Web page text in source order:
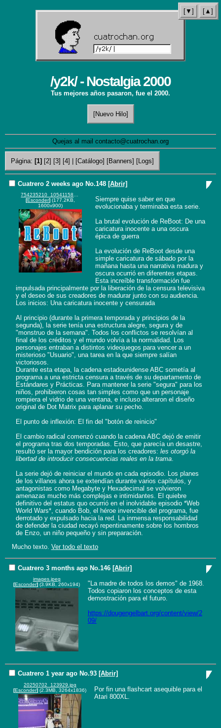
/y2k/ - Nostalgia 2000
Tus mejores años pasaron, fue el 2000.
[Nuevo Hilo]
Quejas al mail contacto@cuatrochan.org
[▼] [▲]
Página: [1] [2] [3] [4] [Catálogo] [Banners] [Logs]
Cuatrero 2 weeks ago No.148 [Abrir]
754235210_1054115876989609_2771273850155184574_n.jpg
[Esconder] (177.2KB,
1600x900)
Siempre quise saber en que
evolucionaba y terminaba esta serie.
La brutal evolución de ReBoot: De una
caricatura inocente a una oscura
épica de guerra
La evolución de ReBoot desde una
simple caricatura de sábado por la
mañana hasta una narrativa madura y
oscura ocurrió en diferentes etapas.
Esta increíble transformación fue
impulsada principalmente por la liberación de la censura televisiva
y el deseo de sus creadores de madurar junto con su audiencia.
Los inicios: Una caricatura inocente y censurada
Al principio (durante la primera temporada y principios de la
segunda), la serie tenía una estructura alegre, segura y de
"monstruo de la semana". Todos los conflictos se resolvían al
final de los créditos y el mundo volvía a la normalidad. Los
personajes entraban a distintos videojuegos para vencer a un
misterioso "Usuario", una tarea en la que siempre salían
victoriosos.
Durante esta etapa, la cadena estadounidense ABC sometía al
programa a una estricta censura a través de su departamento de
Estándares y Prácticas. Para mantener la serie "segura" para los
niños, prohibieron cosas tan simples como que un personaje
rompiera el vidrio de una ventana, e incluso alteraron el diseño
original de Dot Matrix para aplanar su pecho.
El punto de inflexión: El fin del "botón de reinicio"
El cambio radical comenzó cuando la cadena ABC dejó de emitir
el programa tras dos temporadas. Esto, que parecía un desastre,
resultó ser la mayor bendición para los creadores: les otorgó la
libertad de introducir consecuencias reales en la trama.
La serie dejó de reiniciar el mundo en cada episodio. Los planes
de los villanos ahora se extendían durante varios capítulos, y
antagonistas como Megabyte y Hexadecimal se volvieron
amenazas mucho más complejas e intimidantes. El quiebre
definitivo del estatus quo ocurrió en el inolvidable episodio *Web
World Wars*, cuando Bob, el héroe invencible del programa, fue
derrotado y expulsado hacia la red. La inmensa responsabilidad
de defender la ciudad recayó repentinamente sobre los hombros
Mucho texto. Ver todo el texto
Cuatrero 3 months ago No.146 [Abrir]
images.jpeg
[Esconder] (3.9KB, 260x194)
"La madre de todos los demos" de 1968.
Todos copiaron los conceptos de esta
demostración para el futuro.
https://dougengelbart.org/content/view/2
09/
Cuatrero 1 year ago No.93 [Abrir]
20250702_123929.jpg
[Esconder] (2.3MB, 3264x1836)
Por fin una flashcart asequible para el
Atari 800XL.